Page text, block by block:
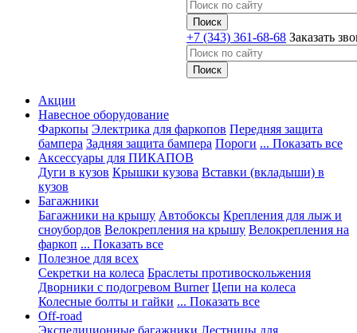
+7 (343) 361-68-68 Заказать
Акции
Навесное оборудование
Фаркопы Электрика для фаркопов Передняя защита
бампера Задняя защита бампера Пороги ... Показать все
Аксессуары для ПИКАПОВ
Дуги в кузов Крышки кузова Вставки (вкладыши) в
кузов
Багажники
Багажники на крышу Автобоксы Крепления для лыж и
сноубордов Велокрепления на крышу Велокрепления на
фаркоп ... Показать все
Полезное для всех
Секретки на колеса Браслеты противоскольжения
Дворники с подогревом Burner Цепи на колеса
Колесные болты и гайки ... Показать все
Off-road
Экспедиционные багажники Лестницы для